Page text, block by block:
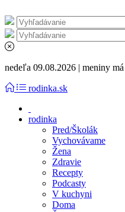
nedeľa 09.08.2026 | meniny má
rodinka.sk
rodinka
Pred/Školák
Vychovávame
Žena
Zdravie
Recepty
Podcasty
V kuchyni
Doma